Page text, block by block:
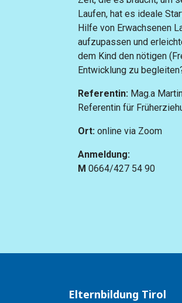
Laufen, hat es ideale
Hilfe von Erwachsenen
aufzupassen und
dem Kind den nötigen
Entwicklung zu
Referentin: Mag.a
Referentin für
Ort: online via Zoom
Anmeldung:
M 0664/427 54 90
Elternbildung Tirol